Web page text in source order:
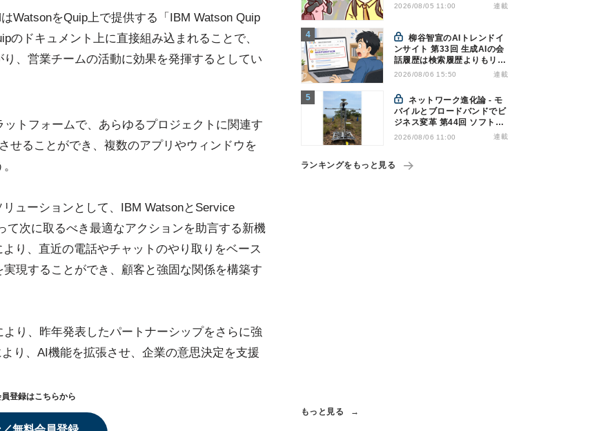
WatsonをQuip上で提供する「IBM Watson Quip
のドキュメント上に直接組み込まれることで、
、営業チームの活動に効果を発揮するとしてい
トフォームで、あらゆるプロジェクトに関連す
せることができ、複数のアプリやウィンドウを
ューションとして、IBM WatsonとService
て次に取るべき最適なアクションを助言する新機
り、直近の電話やチャットのやり取りをベース
現することができ、顧客と強固な関係を構築す
り、昨年発表したパートナーシップをさらに強
り、AI機能を拡張させ、企業の意思決定を支援
登録はこちらから
2026/08/05 11:00 連載
柳谷智宣のAIトレンドイ
ンサイト 第33回 生成AIの会
話履歴は検索履歴よりもリス
キー？今のうちに情報漏洩対
2026/08/06 15:50 連載
ネットワーク進化論 - モ
バイルとブロードバンドでビ
ジネス変革 第44回 ソフトバ
ンクが「HAPS」のプレ商用
2026/08/06 11:00 連載
ランキングをもっと見る
もっと見る